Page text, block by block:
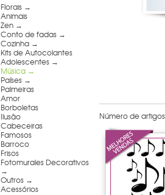
Florais →
Animais
Zen →
Conto de fadas →
Cozinha →
Kits de Autocolantes
Adolescentes →
Música →
Países →
Palmeiras
Amor
Borboletas
Ilusão
Cabeceiras
Famosos
Barroco
Frisos
Fotomurales Decorativos
→
Outros →
Acessórios
Número de